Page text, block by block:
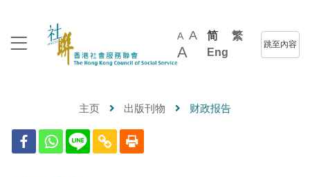
A A
A
简
繁
Eng
跳至內容
主页 出版刊物 财政报告